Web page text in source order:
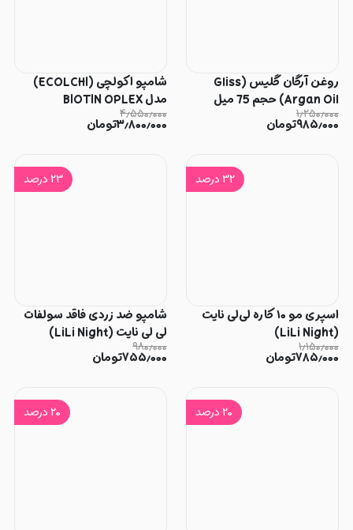
روغن آرگان گلیس (Gliss
Argan Oil) حجم 75 میل
۱٫۲۵۰٫۰۰۰
۹۸۵٫۰۰۰تومان
شامپو اکولچی (ECOLCHI)
مدل BIOTIN OPLEX
۴٫۵۵۰٫۰۰۰
۳٫۸۰۰٫۰۰۰تومان
۳۲ درصد
اسپری مو ۱۰ کاره لی‌لی نایت
(LiLi Night)
۱٫۱۵۰٫۰۰۰
۷۸۵٫۰۰۰تومان
۲۳ درصد
شامپو ضد زردی فاقد سولفات
لی لی نایت (LiLi Night)
۹۸۰٫۰۰۰
۷۵۵٫۰۰۰تومان
۲۰ درصد ۲۰ درصد